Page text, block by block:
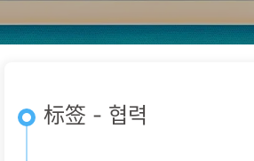
标签 - 협력